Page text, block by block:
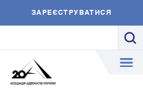
ЗАРЕЄСТРУВАТИСЯ